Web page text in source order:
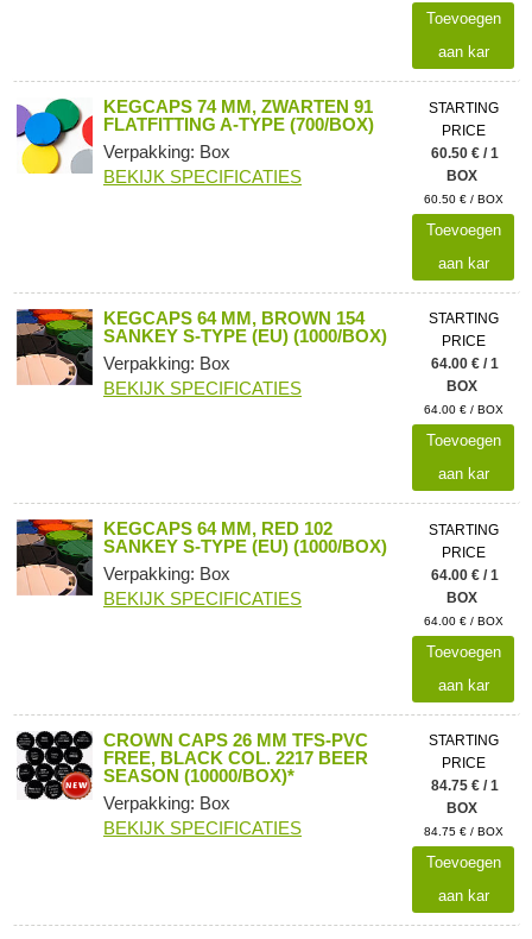
Toevoegen
aan kar
KEGCAPS 74 MM, ZWARTEN 91
FLATFITTING A-TYPE (700/BOX)
Verpakking: Box
BEKIJK SPECIFICATIES
STARTING
PRICE
60.50 € / 1
BOX
60.50 € / BOX
Toevoegen
aan kar
KEGCAPS 64 MM, BROWN 154
SANKEY S-TYPE (EU) (1000/BOX)
Verpakking: Box
BEKIJK SPECIFICATIES
STARTING
PRICE
64.00 € / 1
BOX
64.00 € / BOX
Toevoegen
aan kar
KEGCAPS 64 MM, RED 102
SANKEY S-TYPE (EU) (1000/BOX)
Verpakking: Box
BEKIJK SPECIFICATIES
STARTING
PRICE
64.00 € / 1
BOX
64.00 € / BOX
Toevoegen
aan kar
CROWN CAPS 26 MM TFS-PVC
FREE, BLACK COL. 2217 BEER
SEASON (10000/BOX)*
Verpakking: Box
BEKIJK SPECIFICATIES
STARTING
PRICE
84.75 € / 1
BOX
84.75 € / BOX
Toevoegen
aan kar